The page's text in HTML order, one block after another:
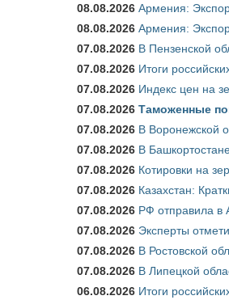
08.08.2026 Армения:
08.08.2026 Армения:
07.08.2026 В Пензенской
07.08.2026 Итоги
07.08.2026 Индекс цен на
07.08.2026 Таможенные
07.08.2026 В Воронежской
07.08.2026 В
07.08.2026 Котировки на
07.08.2026 Казахстан:
07.08.2026 РФ отправила в
07.08.2026 Эксперты
07.08.2026 В Ростовской
07.08.2026 В Липецкой
06.08.2026 Итоги